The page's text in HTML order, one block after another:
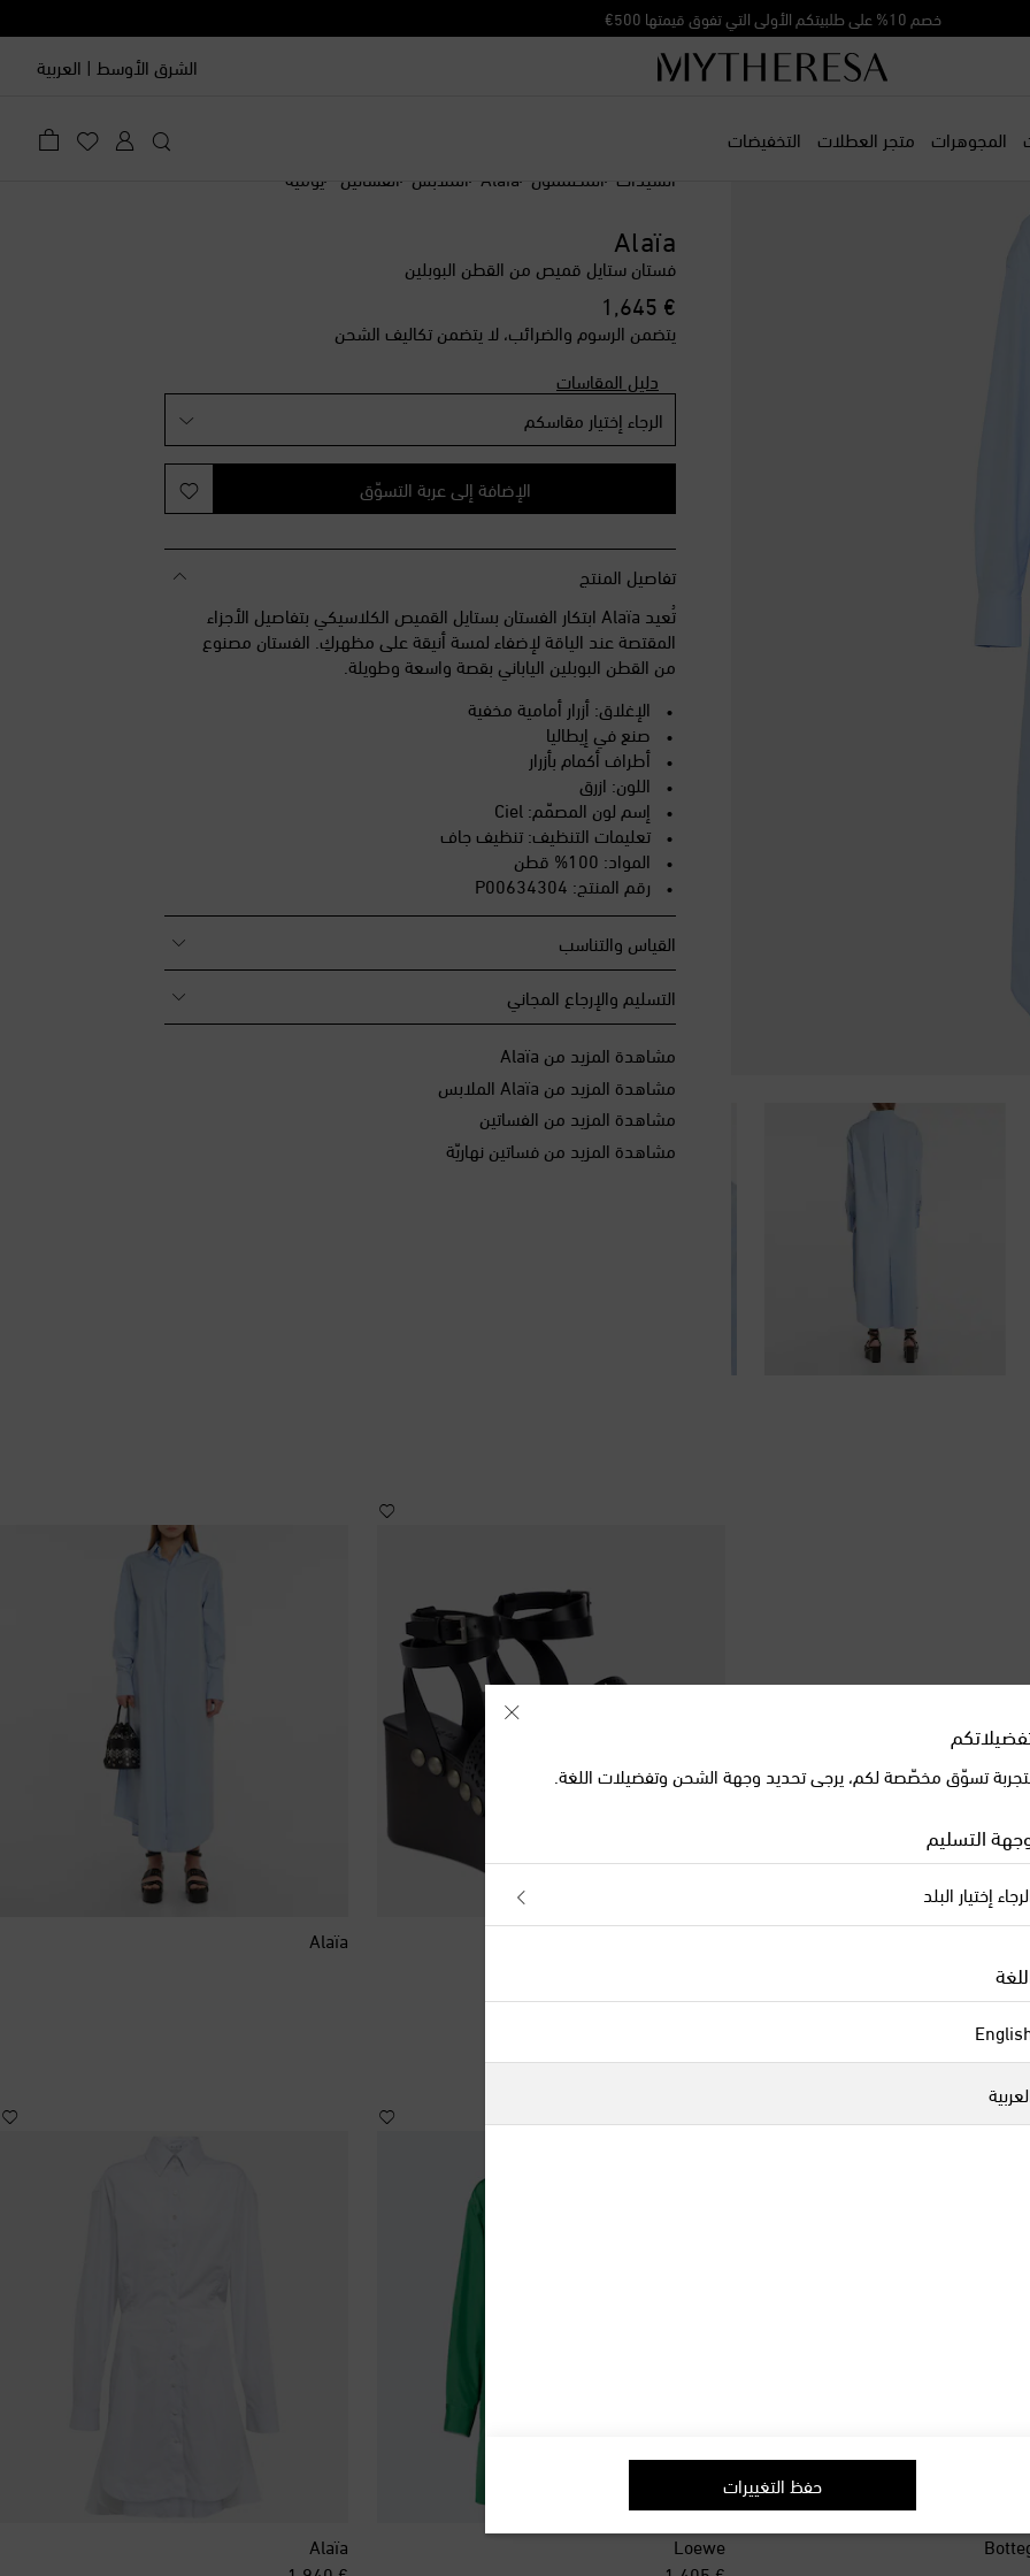
خصم 10% على طلبيتكم الأولى التي تفوق قيمتها 500€
الشرق الأوسط | العربية
المجوهرات متجر العطلات التخفيضات
السيدات المصممون Alaïa الملابس الفساتين يوميّة
Alaïa
فستان ستايل قميص من القطن البوبلين
€ 1,645
original price
يتضمن الرسوم والضرائب، لا يتضمن تكاليف الشحن
دليل المقاسات
الرجاء إختيار مقاسكم
يناسب القياس المشار إليه
FR 36 / S القطعة الأخيرة
FR 38 / M
FR 40 / L تخزين منخفض
FR 42 / XL القطعة الأخيرة
FR 44 / XL+
أضف إلى قائمة الأمنيات
الإضافة إلى عربة التسوّق
تفاصيل المنتج
تُعيد Alaïa ابتكار الفستان بستايل القميص الكلاسيكي بتفاصيل الأجزاء
المقتصة عند الياقة لإضفاء لمسة أنيقة على مظهركِ. الفستان مصنوع
من القطن البوبلين الياباني بقصة واسعة وطويلة.
الإغلاق: أزرار أمامية مخفية
صنع في إيطاليا
أطراف أكمام بأزرار
اللون: ازرق
إسم لون المصمّم: Ciel
تعليمات التنظيف: تنظيف جاف
المواد: 100% قطن
رقم المنتج: P00634304
القياس والتناسب
التسليم والإرجاع المجاني
مشاهدة المزيد من Alaïa
مشاهدة المزيد من Alaïa الملابس
مشاهدة المزيد من الفساتين
مشاهدة المزيد من فساتين نهاريّة
Alaïa
Alaïa
Loewe
تسوّق مخصّصة لكم، يرجى تحديد وجهة الشحن وتفضيلات اللغة.
التسليم
إختيار البلد
أندورا
أورغواي
أوزبكستان
حفظ التغييرات